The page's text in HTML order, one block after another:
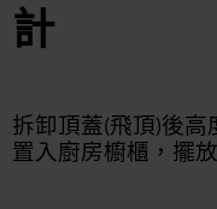
計
拆卸頂蓋(飛頂)後高
置入廚房櫥櫃，擺